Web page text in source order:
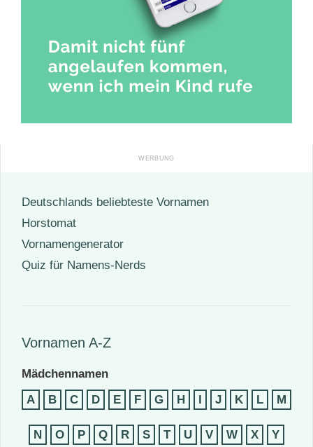
Deutschlands beliebteste Vornamen
Horstomat
Vornamengenerator
Quiz für Namens-Nerds
Vornamen A-Z
Mädchennamen
A
B C D E F G H J K L M
N O P Q R S T U V W X Y